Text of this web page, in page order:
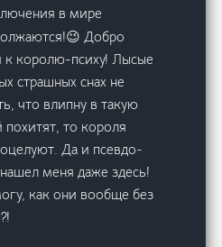
в мире
Добро
к королю-психу! Лысые
страшных снах не
что влипну в такую
похитят, то короля
Да и псевдо-
меня даже здесь!
как они вообще без